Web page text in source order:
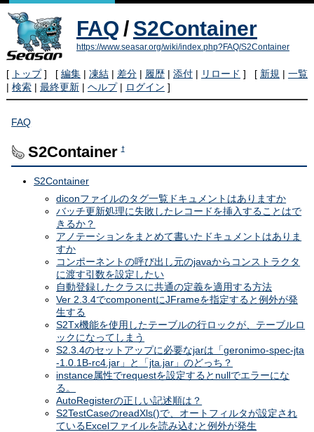
FAQ / S2Container
https://www.seasar.org/wiki/index.php?FAQ/S2Container
[ トップ] [ 編集| 凍結| 差分| 履歴| 添付| リロード ] [ 新規 | 一覧
| 検索| 最終更新| ヘルプ| ログイン ]
FAQ
S2Container †
S2Container
diconファイルのタグ一覧ドキュメントはありますか
バッチ更新処理に失敗したレコードを挿入することはで
きるか？
アノテーションをまとめて書いたドキュメントはありま
すか
コンポーネントの呼び出し元のjavaからコンストラクタ
に渡す引数を設定したい
自動登録したクラスに共通の定義を適用する方法
Ver 2.3.4でcomponentにJFrameを指定すると例外が発
生する
S2Tx機能を使用したテーブルの行ロックが、テーブルロ
ックになってしまう
S2.3.4のセットアップに必要なjarは「geronimo-spec-jta
-1.0.1B-rc4.jar」と「jta.jar」のどっち？
instance属性でrequestを設定するとnullでエラーにな
る。
AutoRegisterの正しい記述順は？
S2TestCaseのreadXls()で、オートフィルタが設定され
ているExcelファイルを読み込むと例外が発生